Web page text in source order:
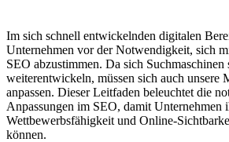
Im sich schnell entwickelnden digitalen
Unternehmen vor der Notwendigkeit, sich
SEO abzustimmen. Da sich Suchmaschinen
weiterentwickeln, müssen sich auch unsere
anpassen. Dieser Leitfaden beleuchtet die
Anpassungen im SEO, damit Unternehmen
Wettbewerbsfähigkeit und Online-
können.